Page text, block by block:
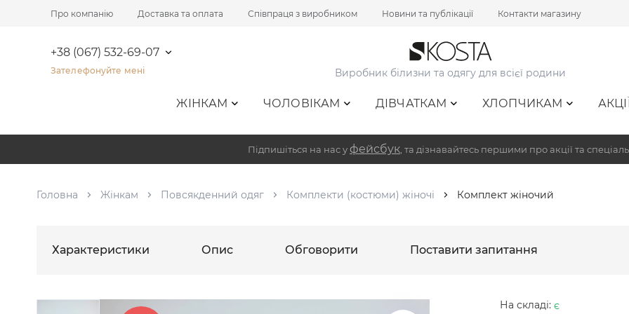
Про компанію Доставка та оплата Співпраця з виробником Новини та публікації Контакти магазину
+38 (067) 532-69-07
Зателефонуйте мені Виробник білизни та одягу для всієї родини
ЖІНКАМ ЧОЛОВІКАМ ДІВЧАТКАМ ХЛОПЧИКАМ
Підпишіться на нас у фейсбук , та дізнавайтесь першими про акції та
Головна Жінкам Повсякденний одяг Комплекти (костюми) жіночі Комплект жіночий
Характеристики Опис Обговорити Поставити запитання
На складі: є